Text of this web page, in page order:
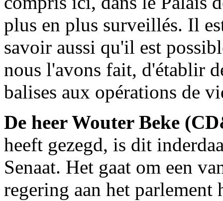
plus en plus surveillés. Il
savoir aussi qu'il est
nous l'avons fait, d'établir
balises aux opérations de
De heer Wouter Beke
heeft gezegd, is dit
Senaat. Het gaat om een
regering aan het parlement